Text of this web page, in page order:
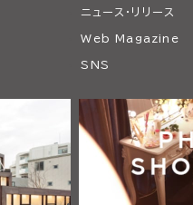
ニュース・リリース
Web Magazine
SNS